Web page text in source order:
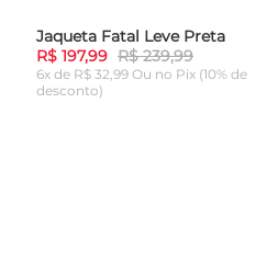
-17%
Jaqueta Fatal Leve Preta
R$ 197,99 R$ 239,99
6x de R$ 32,99 Ou no Pix (10% de
desconto)